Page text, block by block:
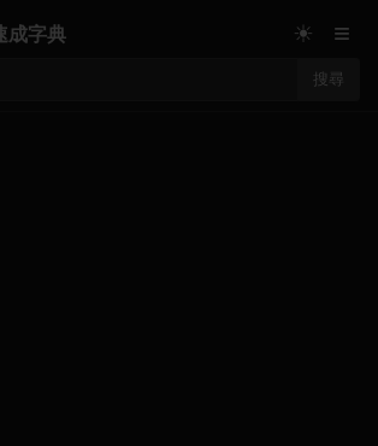
成字典
搜尋
☀ ≡